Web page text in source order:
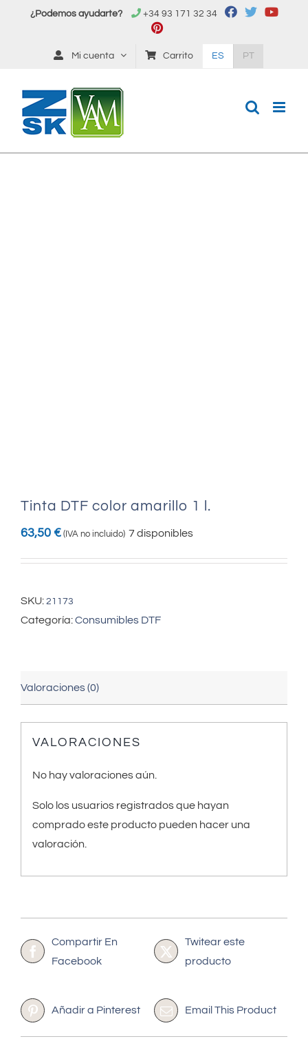
¿Podemos ayudarte? +34 93 171 32 34
Mi cuenta Carrito ES PT
Tinta DTF color amarillo 1 l.
63,50 € (IVA no incluido) 7 disponibles
SKU: 21173
Categoría:Consumibles DTF
Valoraciones (0)
VALORACIONES
No hay valoraciones aún.
Solo los usuarios registrados que hayan
comprado este producto pueden hacer una
valoración.
Compartir En
Facebook
Twitear este
producto
Añadir a Pinterest Email This Product